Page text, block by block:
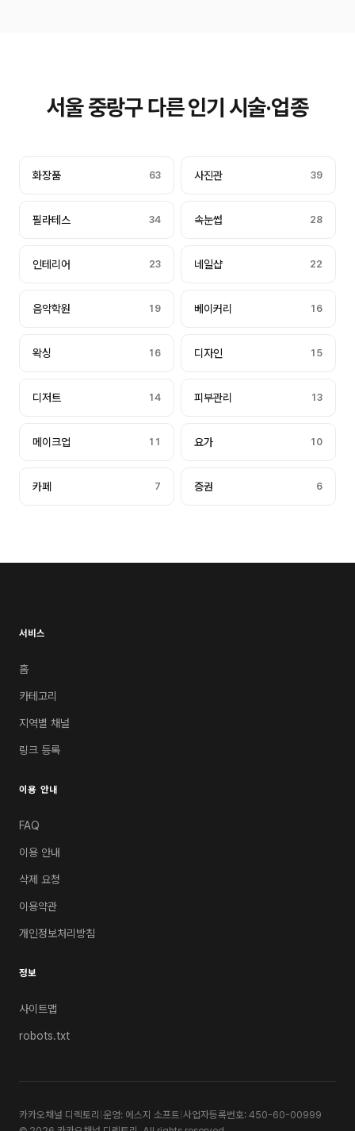
서울 중랑구 다른 인기 시술·업종
화장품 63 사진관 39
필라테스 34 속눈썹 28
인테리어 23 네일샵 22
음악학원 19 베이커리 16
왁싱 16 디자인 15
디저트 14 피부관리 13
메이크업 11 요가 10
카페 7 증권 6
서비스
홈
카테고리
지역별 채널
링크 등록
이용 안내
FAQ
이용 안내
삭제 요청
이용약관
개인정보처리방침
정보
사이트맵
robots.txt
카카오채널 디렉토리 운영: 에스지 소프트 사업자등록번호: 450-60-00999